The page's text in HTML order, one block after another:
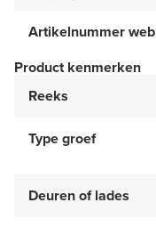
Artikelnummer web
Product kenmerken
Reeks
Type groef
Deuren of lades